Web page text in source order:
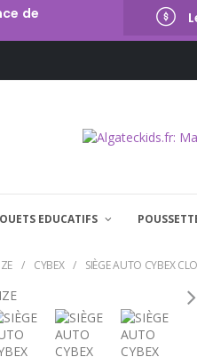
de
EDUCATIFS
CYBEX SIÈGE AUTO CYBEX